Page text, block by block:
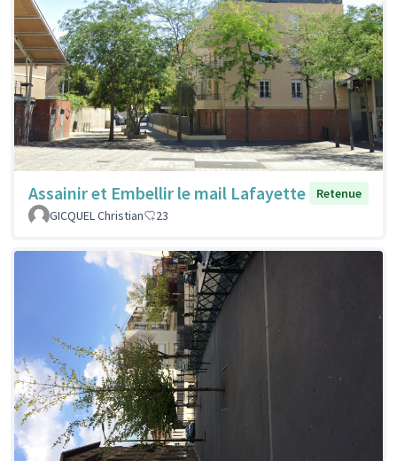
Assainir et Embellir le mail Lafayette
Retenue
GICQUEL Christian
23